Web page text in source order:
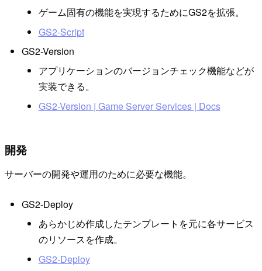
ゲーム固有の機能を実現するためにGS2を拡張。
GS2-Script
GS2-Version
アプリケーションのバージョンチェック機能などが
実装できる。
GS2-Version | Game Server Services | Docs
開発
サーバーの開発や運用のために必要な機能。
GS2-Deploy
あらかじめ作成したテンプレートを元に各サービス
のリソースを作成。
GS2-Deploy